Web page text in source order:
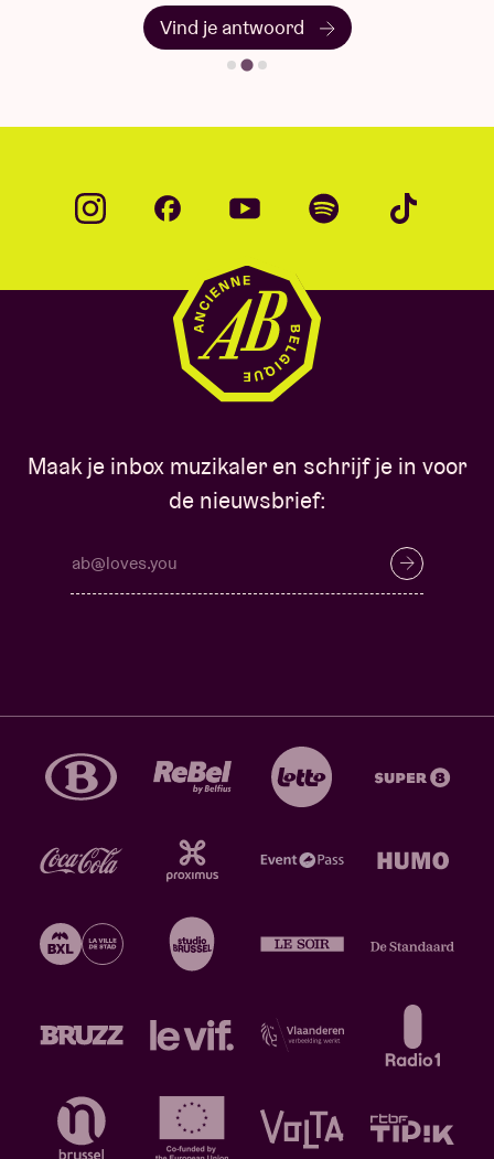
Vind je antwoord
Maak je inbox muzikaler en schrijf je in voor
de nieuwsbrief: